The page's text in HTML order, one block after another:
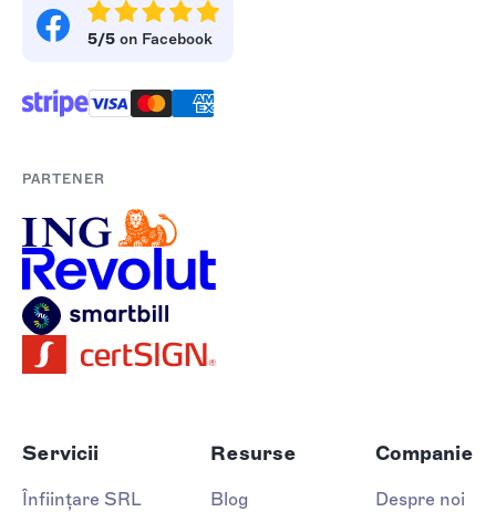
5/5 on Facebook
PARTENER
Servicii
Înființare SRL
Resurse
Blog
Companie
Despre noi